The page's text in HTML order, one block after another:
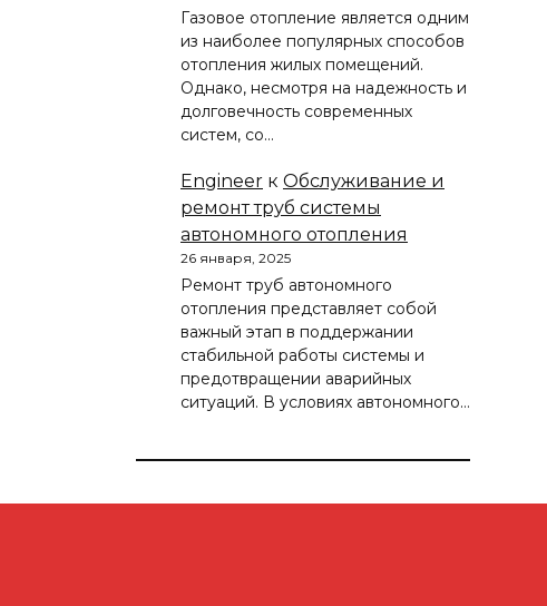
Газовое отопление является одним
из наиболее популярных способов
отопления жилых помещений.
Однако, несмотря на надежность и
долговечность современных
систем, со…
Engineer к Обслуживание и
ремонт труб системы
автономного отопления
26 января, 2025
Ремонт труб автономного
отопления представляет собой
важный этап в поддержании
стабильной работы системы и
предотвращении аварийных
ситуаций. В условиях автономного…